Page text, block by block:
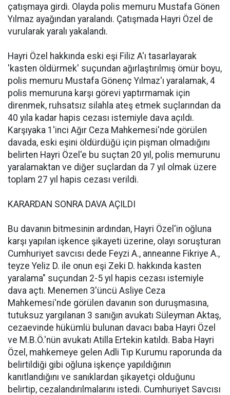
çatışmaya girdi. Olayda polis memuru Mustafa Gönen
Yılmaz ayağından yaralandı. Çatışmada Hayri Özel de
vurularak yaralı yakalandı.
Hayri Özel hakkında eski eşi Filiz A'ı tasarlayarak
'kasten öldürmek' suçundan ağırlaştırılmış ömür boyu,
polis memuru Mustafa Gönenç Yılmaz'ı yaralamak, 4
polis memuruna karşı görevi yaptırmamak için
direnmek, ruhsatsız silahla ateş etmek suçlarından da
40 yıla kadar hapis cezası istemiyle dava açıldı.
Karşıyaka 1'inci Ağır Ceza Mahkemesi'nde görülen
davada, eski eşini öldürdüğü için pişman olmadığını
belirten Hayri Özel'e bu suçtan 20 yıl, polis memurunu
yaralamaktan ve diğer suçlardan da 7 yıl olmak üzere
toplam 27 yıl hapis cezası verildi.
KARARDAN SONRA DAVA AÇILDI
Bu davanın bitmesinin ardından, Hayri Özel'in oğluna
karşı yapılan işkence şikayeti üzerine, olayı soruşturan
Cumhuriyet savcısı dede Feyzi A., anneanne Fikriye A.,
teyze Yeliz D. ile onun eşi Zeki D. hakkında kasten
yaralama" suçundan 2-5 yıl hapis cezası istemiyle
dava açtı. Menemen 3'üncü Asliye Ceza
Mahkemesi'nde görülen davanın son duruşmasına,
tutuksuz yargılanan 3 sanığın avukatı Süleyman Aktaş,
cezaevinde hükümlü bulunan davacı baba Hayri Özel
ve M.B.Ö.'nün avukatı Atilla Ertekin katıldı. Baba Hayri
Özel, mahkemeye gelen Adli Tıp Kurumu raporunda da
belirtildiği gibi oğluna işkençe yapıldığının
kanıtlandığını ve sanıklardan şikayetçi olduğunu
belirtip, cezalandırılmalarını istedi. Cumhuriyet Savcısı